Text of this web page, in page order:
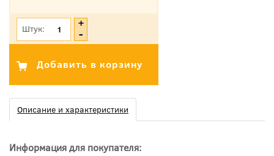
Штук:
Описание и характеристики
Информация для покупателя: